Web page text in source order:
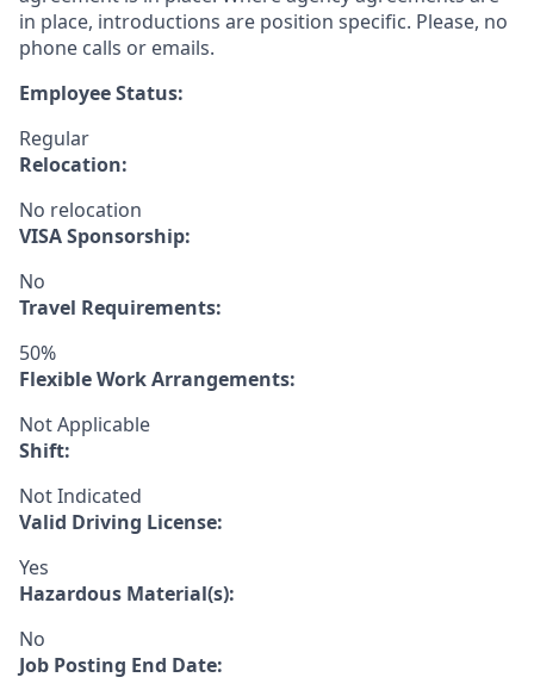
in place, introductions are position specific. Please, no
phone calls or emails.
Employee Status:
Regular
Relocation:
No relocation
VISA Sponsorship:
No
Travel Requirements:
50%
Flexible Work Arrangements:
Not Applicable
Shift:
Not Indicated
Valid Driving License:
Yes
Hazardous Material(s):
No
Job Posting End Date: